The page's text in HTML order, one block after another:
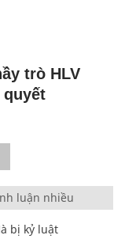
trò HLV
quyết
luận nhiều
bị kỷ luật